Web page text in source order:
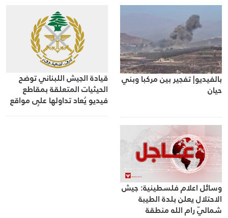
بالفيديو| تفجير بين مركبا وبني
حيان
قيادة الجيش اللبناني توضح
الحيثيات المتعلقة بمقاطع
فيديو يُعاد تداولها على مواقع
وسائل اعلام فلسطينية: جيش
الاحتلال يعلن بلدة الطيبة
شماليّ رام الله منطقة